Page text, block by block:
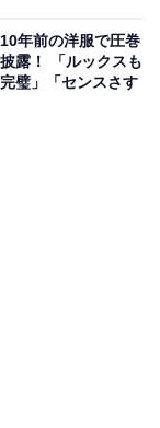
年前の洋服で圧巻
露！ 「ルックスも
璧」「センスさす